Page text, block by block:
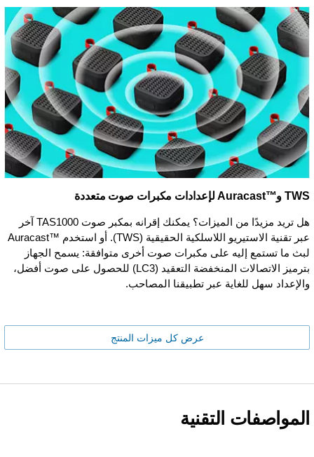
TWS وAuracast™‎ لإعدادات مكبرات صوت متعددة
هل تريد مزيدًا من الميزات؟ يمكنك إقرانه بمكبر صوت TAS1000 آخر
عبر تقنية الاستيريو اللاسلكية الحقيقية (TWS). أو استخدم Auracast™‎
لبث ما تستمع إليه على مكبرات صوت أخرى متوافقة: يسمح الجهاز
بترميز الاتصالات المنخفضة التعقيد (LC3) للحصول على صوت أفضل،
والإعداد سهل للغاية عبر تطبيقنا المصاحب.
عرض كل ميزات المنتج
المواصفات التقنية